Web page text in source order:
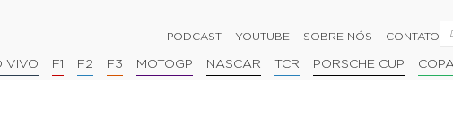
PODCAST YOUTUBE SOBRE NÓS CONTATO
VIVO F1 F2 F3 MOTOGP NASCAR TCR PORSCHE CUP